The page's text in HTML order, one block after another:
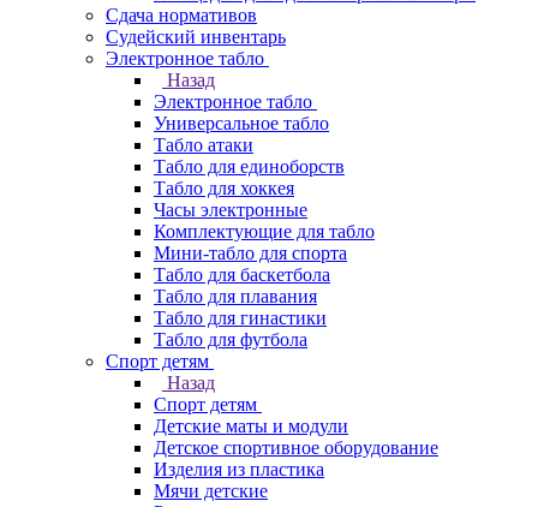
Сдача нормативов
Судейский инвентарь
Электронное табло
Назад
Электронное табло
Универсальное табло
Табло атаки
Табло для единоборств
Табло для хоккея
Часы электронные
Комплектующие для табло
Мини-табло для спорта
Табло для баскетбола
Табло для плавания
Табло для гинастики
Табло для футбола
Спорт детям
Назад
Спорт детям
Детские маты и модули
Детское спортивное оборудование
Изделия из пластика
Мячи детские